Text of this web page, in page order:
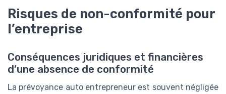
Risques de non-conformité pour
l’entreprise
Conséquences juridiques et financières
d’une absence de conformité
La prévoyance auto entrepreneur est souvent négligée